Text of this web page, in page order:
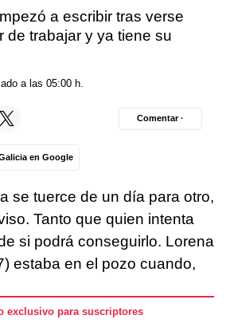
a escribir tras verse
de trabajar y ya tiene su
a las 05:00 h.
en Google
Comentar ·
se tuerce de un día para otro,
Tanto que quien intenta
si podrá conseguirlo. Lorena
estaba en el pozo cuando,
exclusivo para suscriptores